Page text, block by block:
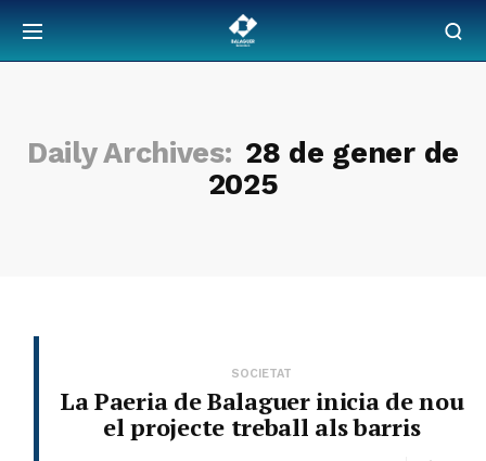
Daily Archives: 28 de gener de
2025
SOCIETAT
La Paeria de Balaguer inicia de nou
el projecte treball als barris